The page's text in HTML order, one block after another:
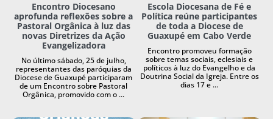
Encontro Diocesano
aprofunda reflexões sobre a
Pastoral Orgânica à luz das
novas Diretrizes da Ação
Evangelizadora
No último sábado, 25 de julho,
representantes das paróquias da
Diocese de Guaxupé participaram
de um Encontro sobre Pastoral
Orgânica, promovido com o ...
Escola Diocesana de Fé e
Política reúne participantes
de toda a Diocese de
Guaxupé em Cabo Verde
Encontro promoveu formação
sobre temas sociais, eclesiais e
políticos à luz do Evangelho e da
Doutrina Social da Igreja. Entre os
dias 17 e ...